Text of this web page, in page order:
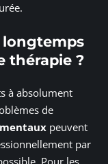
longtemps
thérapie ?
à absolument
de
peuvent
par